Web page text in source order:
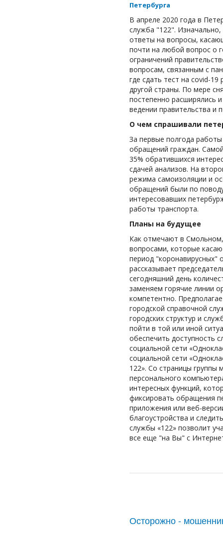
Петербурга
В апреле 2020 года в
служба "122".
ответы на вопросы,
почти на любой вопрос о
ограничений
вопросам, связанным с
где сдать тест на covid-
другой страны. По мере
постепенно расширялись
ведении правительства и
О чем спрашивали
За первые полгода
обращений граждан.
35% обратившихся
сдачей анализов. На
режима самоизоляции и
обращений были по
интересовавших
работы транспорта.
Планы на будущее
Как отмечают в
вопросами, которые
период "коронавирусных"
рассказывает
сегодняшний день
заменяем горячие линии
компетентно.
городской справочной
городских структур и
пойти в той или иной
обеспечить доступность
социальной сети
социальной сети
122». Со страницы группы
персонального
интересных функций,
фиксировать обращения
приложения или веб-
благоустройства и
службы «122» позволит
все еще "на Вы" с
Осторожно -